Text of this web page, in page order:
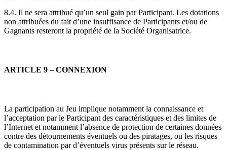
8.4. Il ne sera attribué qu’un seul gain par Participant. Les dotations
non attribuées du fait d’une insuffisance de Participants et/ou de
Gagnants resteront la propriété de la Société Organisatrice.
ARTICLE 9 – CONNEXION
La participation au Jeu implique notamment la connaissance et
l’acceptation par le Participant des caractéristiques et des limites de
l’Internet et notamment l’absence de protection de certaines données
contre des détournements éventuels ou des piratages, ou les risques
de contamination par d’éventuels virus présents sur le réseau.